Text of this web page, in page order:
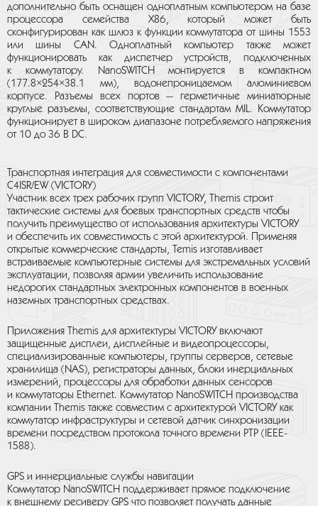
дополнительно быть оснащен одноплатным компьютером на базе
процессора семейства Х86, который может быть
сконфигурирован как шлюз к функции коммутатора от шины 1553
или шины CAN. Одноплатный компьютер также может
функционировать как диспетчер устройств, подключенных
к коммутатору. NanoSWITCH монтируется в компактном
(177.8×254×38.1 мм), водонепроницаемом алюминиевом
корпусе. Разъемы всех портов — герметичные миниатюрные
круглые разъемы, соответствующие стандартам MIL. Коммутатор
функционирует в широком диапазоне потребляемого напряжения
от 10 до 36 В DC.
Транспортная интеграция для совместимости с компонентами
C4ISR/EW (VICTORY)
Участник всех трех рабочих групп VICTORY, Themis строит
тактические системы для боевых транспортных средств чтобы
получить преимущество от использования архитектуры VICTORY
и обеспечить их совместимость с этой архитектурой. Применяя
открытые коммерческие стандарты, Temis изготавливает
встраиваемые компьютерные системы для экстремальных условий
эксплуатации, позволяя армии увеличить использование
недорогих стандартных электронных компонентов в военных
наземных транспортных средствах.
Приложения Themis для архитектуры VICTORY включают
защищенные дисплеи, дисплейные и видеопроцессоры,
специализированные компьютеры, группы серверов, сетевые
хранилища (NAS), регистраторы данных, блоки инерциальных
измерений, процессоры для обработки данных сенсоров
и коммутаторы Ethernet. Коммутатор NanoSWITCH производства
компании Themis также совместим с архитектурой VICTORY как
коммутатор инфраструктуры и сетевой датчик синхронизации
времени посредством протокола точного времени РТР (IEEE-
1588).
GPS и иннерциальные службы навигации
Коммутатор NanoSWITCH поддерживает прямое подключение
к внешнему ресиверу GPS что позволяет получать данные